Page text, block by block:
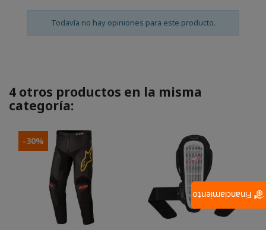
Todavía no hay opiniones para este producto.
4 otros productos en la misma
categoría:
-30%
Financiamiento